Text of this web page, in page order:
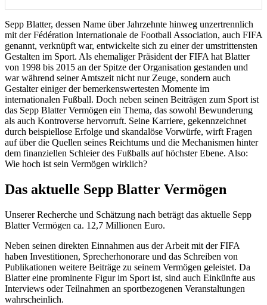
Sepp Blatter, dessen Name über Jahrzehnte hinweg unzertrennlich
mit der Fédération Internationale de Football Association, auch FIFA
genannt, verknüpft war, entwickelte sich zu einer der umstrittensten
Gestalten im Sport. Als ehemaliger Präsident der FIFA hat Blatter
von 1998 bis 2015 an der Spitze der Organisation gestanden und
war während seiner Amtszeit nicht nur Zeuge, sondern auch
Gestalter einiger der bemerkenswertesten Momente im
internationalen Fußball. Doch neben seinen Beiträgen zum Sport ist
das Sepp Blatter Vermögen ein Thema, das sowohl Bewunderung
als auch Kontroverse hervorruft. Seine Karriere, gekennzeichnet
durch beispiellose Erfolge und skandalöse Vorwürfe, wirft Fragen
auf über die Quellen seines Reichtums und die Mechanismen hinter
dem finanziellen Schleier des Fußballs auf höchster Ebene. Also:
Wie hoch ist sein Vermögen wirklich?
Das aktuelle Sepp Blatter Vermögen
Unserer Recherche und Schätzung nach beträgt das aktuelle Sepp
Blatter Vermögen ca. 12,7 Millionen Euro.
Neben seinen direkten Einnahmen aus der Arbeit mit der FIFA
haben Investitionen, Sprecherhonorare und das Schreiben von
Publikationen weitere Beiträge zu seinem Vermögen geleistet. Da
Blatter eine prominente Figur im Sport ist, sind auch Einkünfte aus
Interviews oder Teilnahmen an sportbezogenen Veranstaltungen
wahrscheinlich.